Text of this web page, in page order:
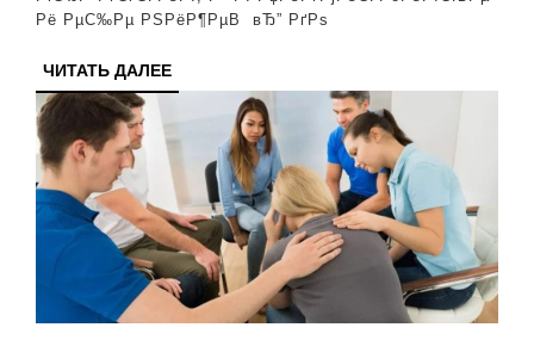
Рё РµС‰Рµ РЅРёР¶РµВ вЂ” РґРѕ
ЧИТАТЬ ДАЛЕЕЧИТАТЬ
ДАЛЕЕ